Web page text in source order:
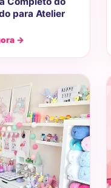
para Atelier
→